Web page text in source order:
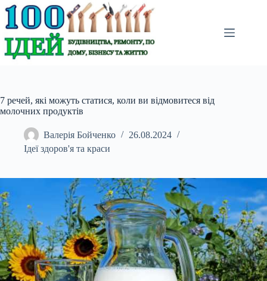
Перейти
до
вмісту
7 речей, які можуть статися, коли ви відмовитеся від
молочних продуктів
Валерія Бойченко
26.08.2024
Ідеї здоров'я та краси